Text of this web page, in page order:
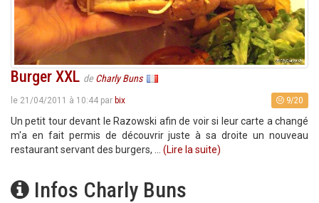
Burger XXL de Charly Buns
le 21/04/2011 à 10:44 par bix 9/20
Un petit tour devant le Razowski afin de voir si leur carte a changé
m'a en fait permis de découvrir juste à sa droite un nouveau
restaurant servant des burgers, ... (Lire la suite)
Infos Charly Buns